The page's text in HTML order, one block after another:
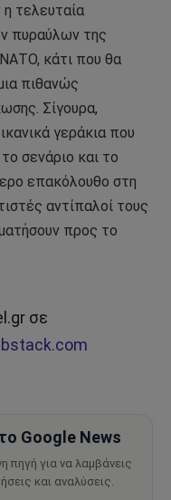
τελευταία
πυραύλων της
κάτι που θα
πιθανώς
Σίγουρα,
γεράκια που
σενάριο και το
επακόλουθο στη
αντίπαλοί τους
προς το
σε
Google News
για να λαμβάνεις
και αναλύσεις.